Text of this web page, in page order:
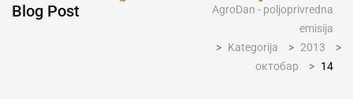
Blog Post
AgroDan - poljoprivredna
emisija
> Kategorija > 2013
>
октобар
> 14